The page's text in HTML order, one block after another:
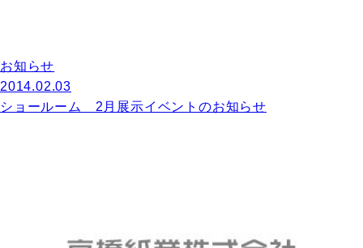
お知らせ
2014.02.03
ショールーム 2月展示イベントのお知らせ